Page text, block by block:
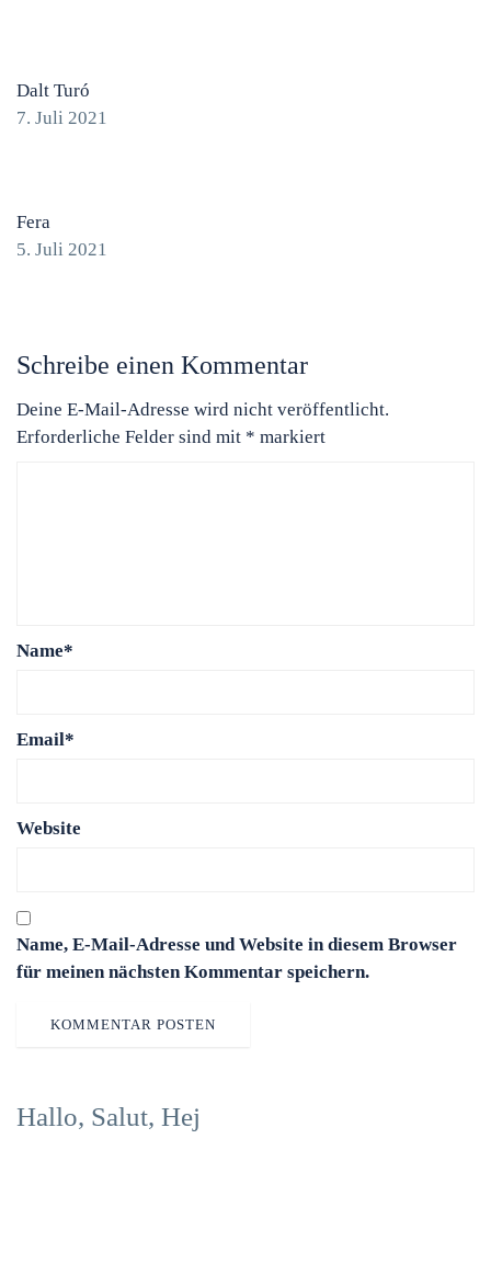
Dalt Turó
7. Juli 2021
Fera
5. Juli 2021
Schreibe einen Kommentar
Deine E-Mail-Adresse wird nicht veröffentlicht.
Erforderliche Felder sind mit * markiert
Name*
Email*
Website
Name, E-Mail-Adresse und Website in diesem Browser
für meinen nächsten Kommentar speichern.
Hallo, Salut, Hej